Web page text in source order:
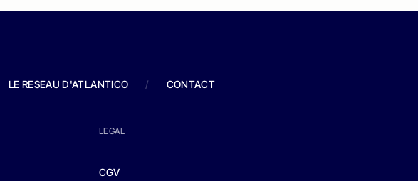
LE RESEAU D'ATLANTICO / CONTACT
LEGAL
CGV